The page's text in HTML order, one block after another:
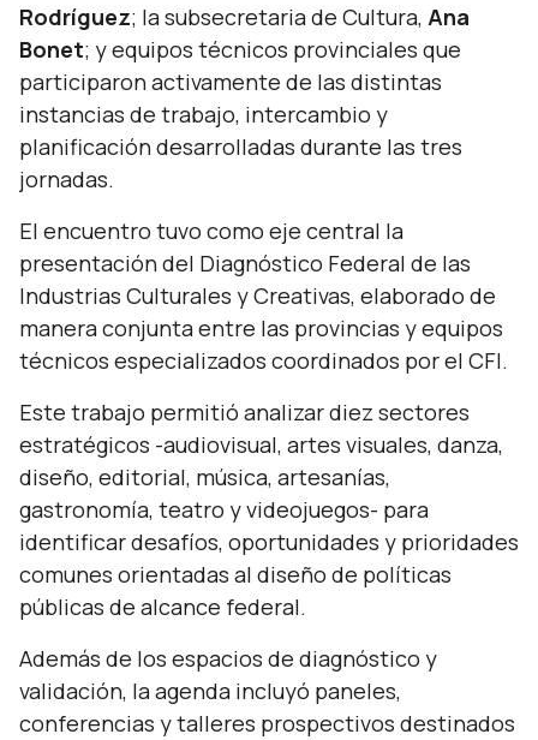
Rodríguez; la subsecretaria de Cultura, Ana
Bonet; y equipos técnicos provinciales que
participaron activamente de las distintas
instancias de trabajo, intercambio y
planificación desarrolladas durante las tres
jornadas.
El encuentro tuvo como eje central la
presentación del Diagnóstico Federal de las
Industrias Culturales y Creativas, elaborado de
manera conjunta entre las provincias y equipos
técnicos especializados coordinados por el CFI.
Este trabajo permitió analizar diez sectores
estratégicos -audiovisual, artes visuales, danza,
diseño, editorial, música, artesanías,
gastronomía, teatro y videojuegos- para
identificar desafíos, oportunidades y prioridades
comunes orientadas al diseño de políticas
públicas de alcance federal.
Además de los espacios de diagnóstico y
validación, la agenda incluyó paneles,
conferencias y talleres prospectivos destinados